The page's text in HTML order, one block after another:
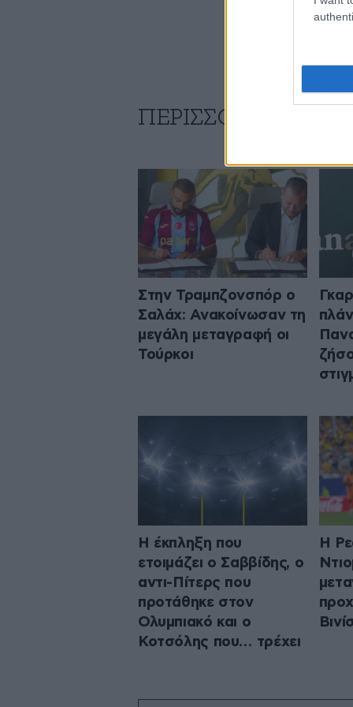
ΠΕΡΙΣΣΟΤΕΡΑ ΑΠΟ
Στην Τραμπζονσπόρ ο
Σαλάχ: Ανακοίνωσαν τη
μεγάλη μεταγραφή οι
Τούρκοι
Η έκπληξη που
ετοιμάζει ο Σαββίδης, ο
αντι-Πίτερς που
προτάθηκε στον
Ολυμπιακό και ο
Κοτσόλης που… τρέχει
Η